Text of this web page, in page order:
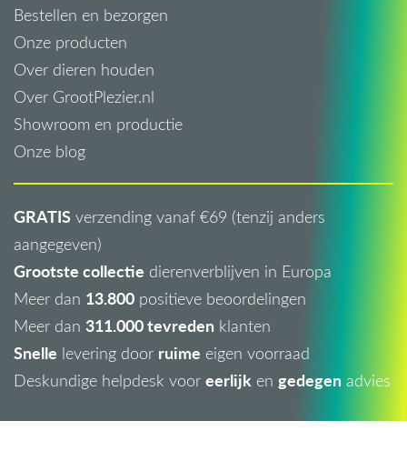
Bestellen en bezorgen
Onze producten
Over dieren houden
Over GrootPlezier.nl
Showroom en productie
Onze blog
GRATIS verzending vanaf €69 (tenzij anders
aangegeven)
Grootste collectie dierenverblijven in Europa
Meer dan 13.800 positieve beoordelingen
Meer dan 311.000 tevreden klanten
Snelle levering door ruime eigen voorraad
Deskundige helpdesk voor eerlijk en gedegen advies